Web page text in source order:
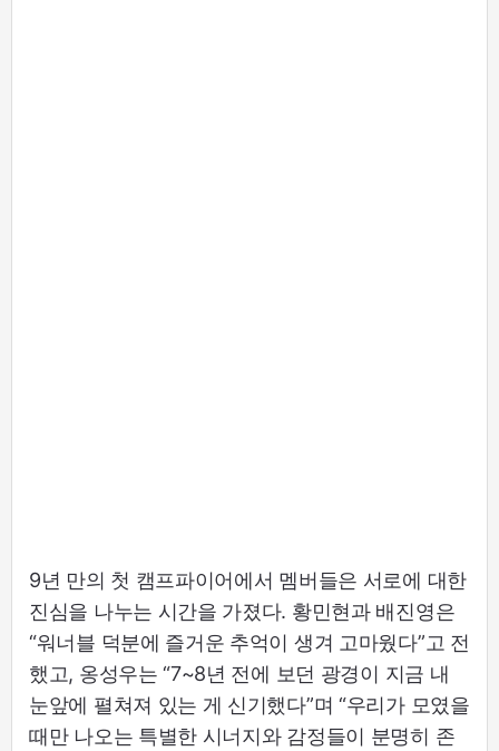
9년 만의 첫 캠프파이어에서 멤버들은 서로에 대한
진심을 나누는 시간을 가졌다. 황민현과 배진영은
“워너블 덕분에 즐거운 추억이 생겨 고마웠다”고 전
했고, 옹성우는 “7~8년 전에 보던 광경이 지금 내
눈앞에 펼쳐져 있는 게 신기했다”며 “우리가 모였을
때만 나오는 특별한 시너지와 감정들이 분명히 존